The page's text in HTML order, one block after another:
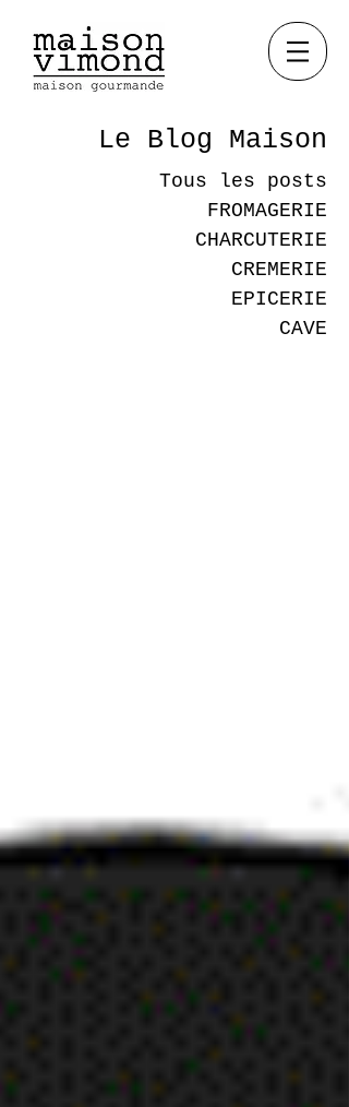
Le Blog Maison
Tous les posts
FROMAGERIE
CHARCUTERIE
CREMERIE
EPICERIE
CAVE